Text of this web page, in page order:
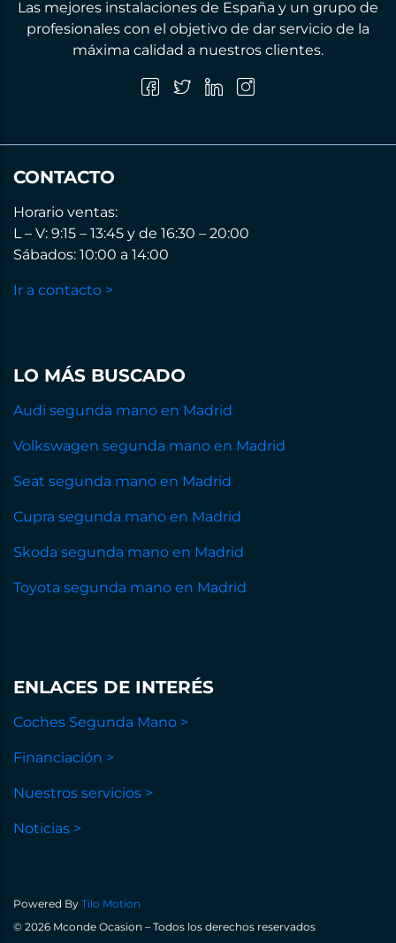
Las mejores instalaciones de España y un grupo de
profesionales con el objetivo de dar servicio de la
máxima calidad a nuestros clientes.
CONTACTO
Horario ventas:
L – V: 9:15 – 13:45 y de 16:30 – 20:00
Sábados: 10:00 a 14:00
Ir a contacto >
LO MÁS BUSCADO
Audi segunda mano en Madrid
Volkswagen segunda mano en Madrid
Seat segunda mano en Madrid
Cupra segunda mano en Madrid
Skoda segunda mano en Madrid
Toyota segunda mano en Madrid
ENLACES DE INTERÉS
Coches Segunda Mano >
Financiación >
Nuestros servicios >
Noticias >
Powered By Tilo Motion
© 2026 Mconde Ocasion – Todos los derechos reservados